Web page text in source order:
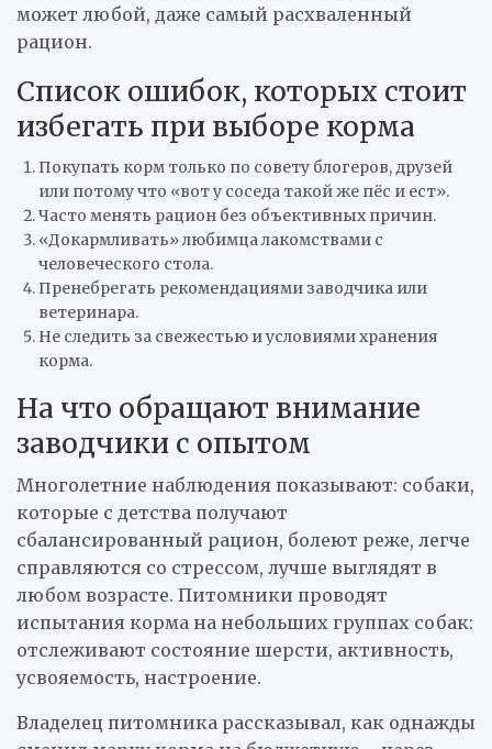
может любой, даже самый расхваленный
рацион.
Список ошибок, которых стоит
избегать при выборе корма
Покупать корм только по совету блогеров, друзей
или потому что «вот у соседа такой же пёс и ест».
Часто менять рацион без объективных причин.
«Докармливать» любимца лакомствами с
человеческого стола.
Пренебрегать рекомендациями заводчика или
ветеринара.
Не следить за свежестью и условиями хранения
корма.
На что обращают внимание
заводчики с опытом
Многолетние наблюдения показывают: собаки,
которые с детства получают
сбалансированный рацион, болеют реже, легче
справляются со стрессом, лучше выглядят в
любом возрасте. Питомники проводят
испытания корма на небольших группах собак:
отслеживают состояние шерсти, активность,
усвояемость, настроение.
Владелец питомника рассказывал, как однажды